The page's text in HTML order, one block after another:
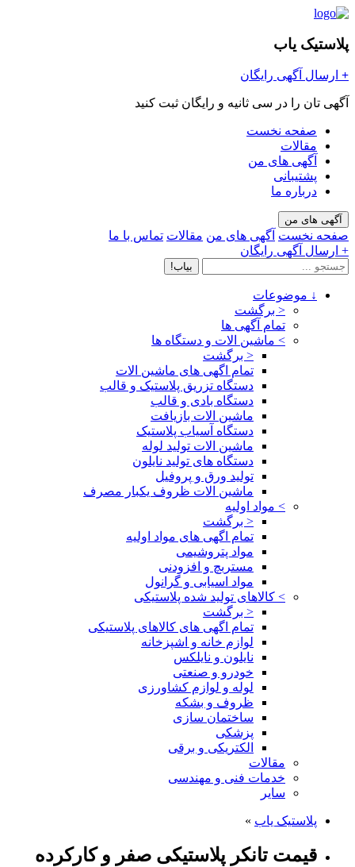
پلاستیک یاب
+ ارسال آگهی رایگان
آگهی تان را در سی ثانیه و رایگان ثبت کنید
صفحه نخست
مقالات
آگهی های من
پشتیبانی
درباره ما
آگهی های من
صفحه نخست آگهی های من مقالات تماس با ما
+ ارسال آگهی رایگان
بیاب!
↓ موضوعات
< برگشت
تمام آگهی ها
> ماشین الات و دستگاه ها
< برگشت
تمام اگهی های ماشین الات
دستگاه تزریق پلاستیک و قالب
دستگاه بادی و قالب
ماشین الات بازیافت
دستگاه آسیاب پلاستیک
ماشین الات تولید لوله
دستگاه های تولید نایلون
تولید ورق و پروفیل
ماشین الات ظروف یکبار مصرف
> مواد اولیه
< برگشت
تمام اگهی های مواد اولیه
مواد پتروشیمی
مستربچ و افزودنی
مواد اسیابی و گرانول
> کالاهای تولید شده پلاستیکی
< برگشت
تمام اگهی های کالاهای پلاستیکی
لوازم خانه و اشپزخانه
نایلون و نایلکس
خودرو و صنعتی
لوله و لوازم کشاورزی
ظروف و بشکه
ساختمان سازی
پزشکی
الکتریکی و برقی
مقالات
خدمات فنی و مهندسی
سایر
پلاستیک یاب »
قیمت تانکر پلاستیکی صفر و کارکرده